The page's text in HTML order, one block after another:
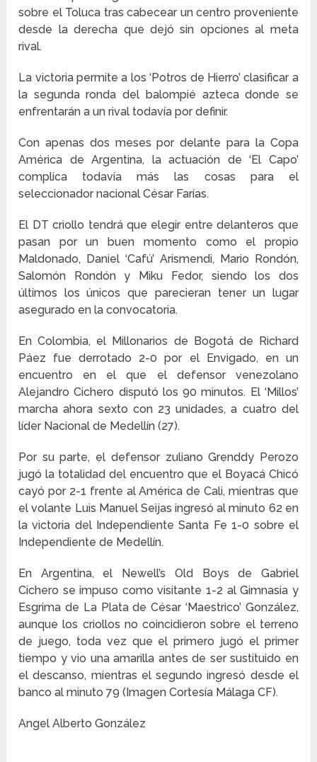
sobre el Toluca tras cabecear un centro proveniente
desde la derecha que dejó sin opciones al meta
rival.
La victoria permite a los ‘Potros de Hierro’ clasificar a
la segunda ronda del balompié azteca donde se
enfrentarán a un rival todavía por definir.
Con apenas dos meses por delante para la Copa
América de Argentina, la actuación de ‘El Capo’
complica todavía más las cosas para el
seleccionador nacional César Farías.
El DT criollo tendrá que elegir entre delanteros que
pasan por un buen momento como el propio
Maldonado, Daniel ‘Cafú’ Arismendi, Mario Rondón,
Salomón Rondón y Miku Fedor, siendo los dos
últimos los únicos que parecieran tener un lugar
asegurado en la convocatoria.
En Colombia, el Millonarios de Bogotá de Richard
Páez fue derrotado 2-0 por el Envigado, en un
encuentro en el que el defensor venezolano
Alejandro Cichero disputó los 90 minutos. El ‘Millos’
marcha ahora sexto con 23 unidades, a cuatro del
líder Nacional de Medellín (27).
Por su parte, el defensor zuliano Grenddy Perozo
jugó la totalidad del encuentro que el Boyacá Chicó
cayó por 2-1 frente al América de Cali, mientras que
el volante Luis Manuel Seijas ingresó al minuto 62 en
la victoria del Independiente Santa Fe 1-0 sobre el
Independiente de Medellín.
En Argentina, el Newell’s Old Boys de Gabriel
Cichero se impuso como visitante 1-2 al Gimnasia y
Esgrima de La Plata de César ‘Maestrico’ González,
aunque los criollos no coincidieron sobre el terreno
de juego, toda vez que el primero jugó el primer
tiempo y vio una amarilla antes de ser sustituido en
el descanso, mientras el segundo ingresó desde el
banco al minuto 79 (Imagen Cortesía Málaga CF).
Angel Alberto González